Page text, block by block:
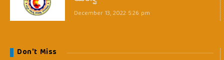
December 13, 2022 5:26 pm
Don't Miss